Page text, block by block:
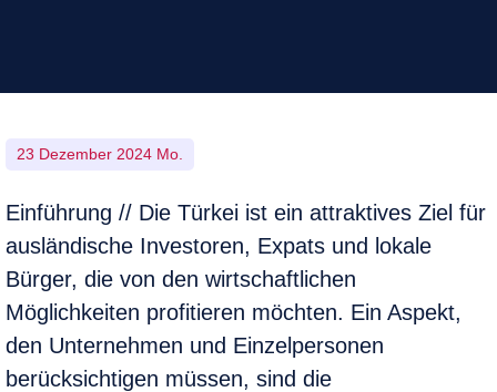
23 Dezember 2024 Mo.
Einführung // Die Türkei ist ein attraktives Ziel für
ausländische Investoren, Expats und lokale
Bürger, die von den wirtschaftlichen
Möglichkeiten profitieren möchten. Ein Aspekt,
den Unternehmen und Einzelpersonen
berücksichtigen müssen, sind die